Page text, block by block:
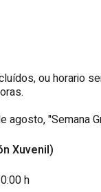
ou horario
"Semana
Xuvenil)
h